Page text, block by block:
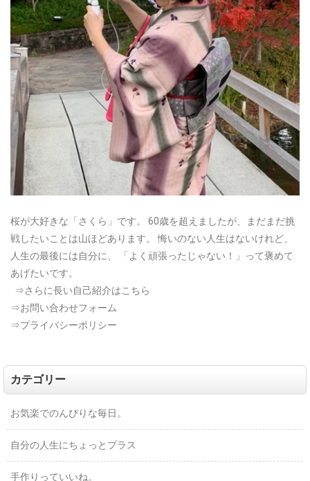
桜が大好きな「さくら」です。
60歳を超えましたが、まだまだ挑
戦したいことは山ほどあります。
悔いのない人生はないけれど、
人生の最後には自分に、
「よく頑張ったじゃない！」って褒めて
あげたいです。
⇒さらに長い自己紹介はこちら
⇒お問い合わせフォーム
⇒プライバシーポリシー
カテゴリー
お気楽でのんびりな毎日。
自分の人生にちょっとプラス
手作りっていいね。